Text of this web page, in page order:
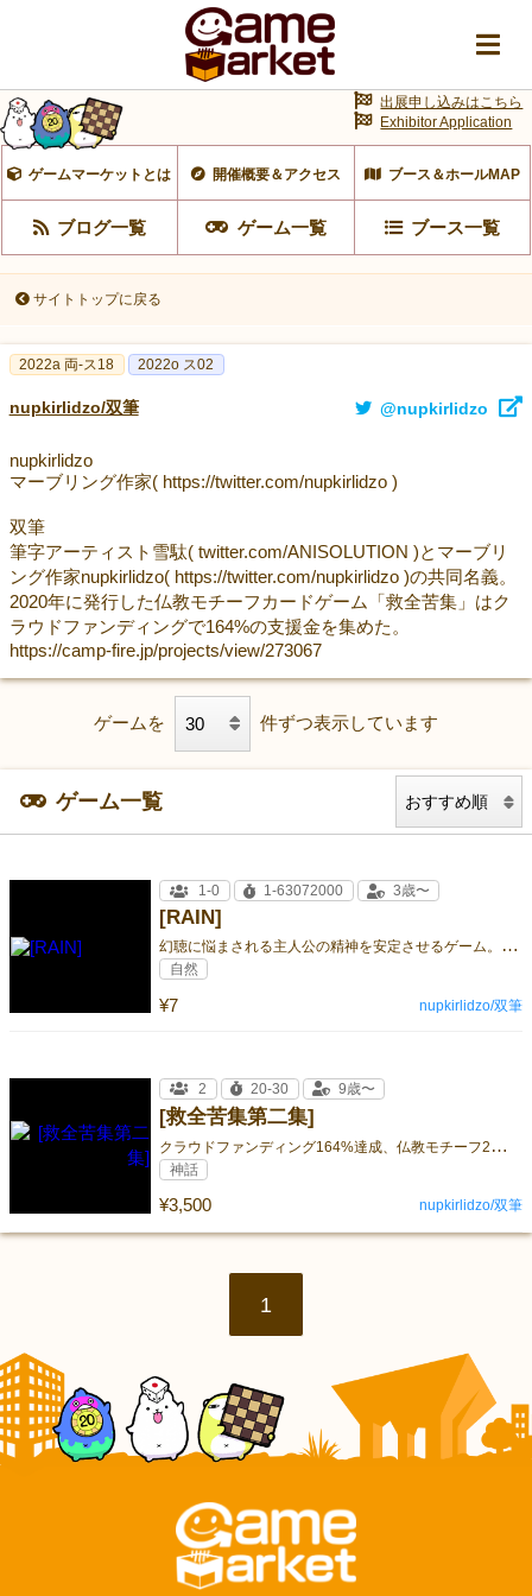
ゲームマーケットとは 開催概要＆アクセス ブース＆ホールMAP
ブログ一覧 ゲーム一覧 ブース一覧
出展申し込みはこちら
Exhibitor Application
サイトトップに戻る
2022a 両-ス18 2022o ス02
nupkirlidzo/双筆 @nupkirlidzo
nupkirlidzo
マーブリング作家( https://twitter.com/nupkirlidzo )
双筆
筆字アーティスト雪駄( twitter.com/ANISOLUTION )とマーブリ
ング作家nupkirlidzo( https://twitter.com/nupkirlidzo )の共同名義。
2020年に発行した仏教モチーフカードゲーム「救全苦集」はク
ラウドファンディングで164%の支援金を集めた。
https://camp-fire.jp/projects/view/273067
ゲームを 件ずつ表示しています
ゲーム一覧
[RAIN]
幻
聴に悩まされる主人公の精神を安定させるゲーム。幻聴を雨音でかき消す事で症状は緩和され回復へと向かう。
¥7
1-0 1-63072000 3歳〜
自然
nupkirlidzo/双筆
[救全苦集第二集]
ク
ラウドファンディング164%達成、仏教モチーフ2人用カードゲーム
¥3,500
2 20-30 9歳〜
神話
nupkirlidzo/双筆
1